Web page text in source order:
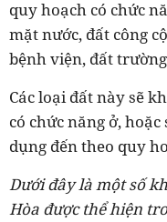
quy hoạch có chức
mặt nước, đất công
bệnh viện, đất
Các loại đất này sẽ
có chức năng ở,
dụng đến theo quy
Dưới đây là một số
Hòa được thể hiện